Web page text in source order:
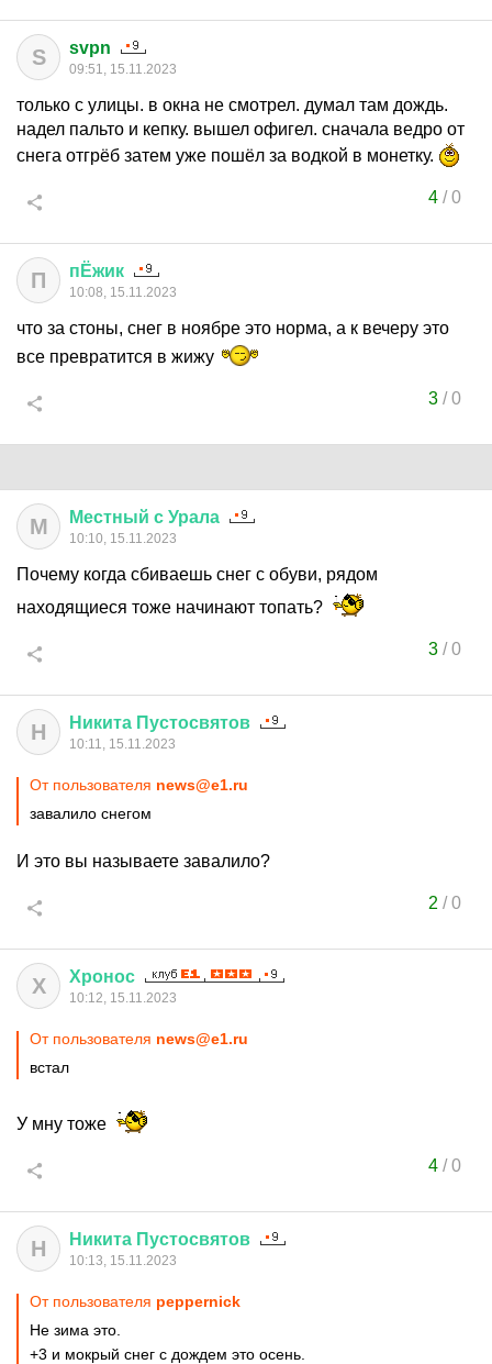
S svpn
09:51, 15.11.2023
только с улицы. в окна не смотрел. думал там дождь.
надел пальто и кепку. вышел офигел. сначала ведро от
снега отгрёб затем уже пошёл за водкой в монетку.
4/0
П пЁжик
10:08, 15.11.2023
что за стоны, снег в ноябре это норма, а к вечеру это
все превратится в жижу
3/0
М Местный с Урала
10:10, 15.11.2023
Почему когда сбиваешь снег с обуви, рядом
находящиеся тоже начинают топать?
3/0
Н Никита Пустосвятов
10:11, 15.11.2023
От пользователя news@e1.ru
завалило снегом
И это вы называете завалило?
2 /0
Х Хронос
10:12, 15.11.2023
От пользователя news@e1.ru
встал
У мну тоже
4/0
Н Никита Пустосвятов
10:13, 15.11.2023
От пользователя peppernick
Не зима это.
+3 и мокрый снег с дождем это осень.